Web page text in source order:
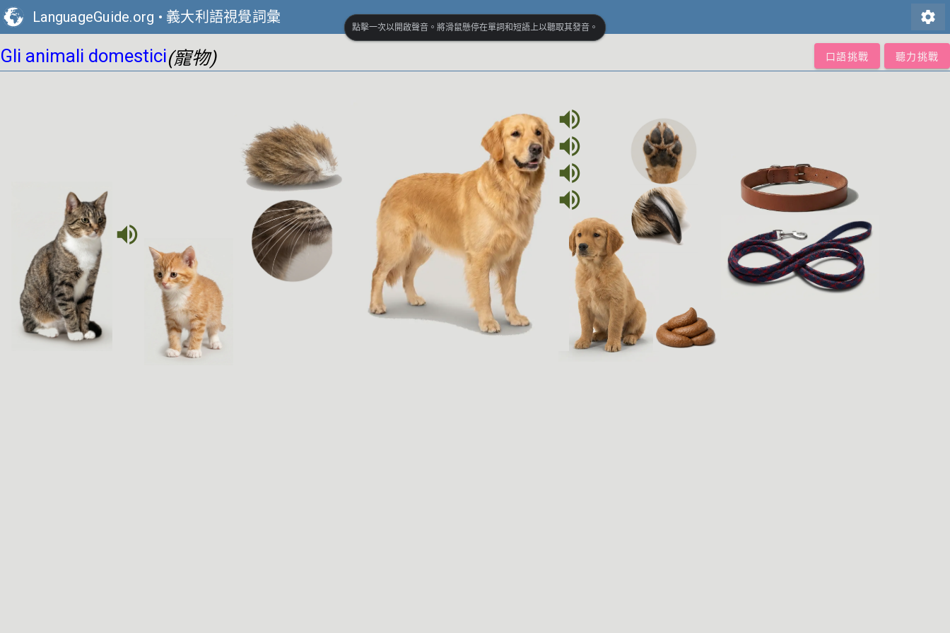
LanguageGuide.org • 義大利語視覺詞彙 settings
Gli animali domestici(寵物) 口語挑戰 聽力挑戰
點擊一次以開啟聲音。將滑鼠懸停在單詞和短語上以聽取其發音。
volume_up
volume_up
volume_up
volume_up
volume_up